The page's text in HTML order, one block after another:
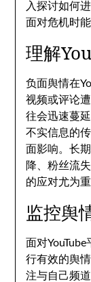
入探讨如何
面对危机时
理解
负面舆情在
视频或评论
往会迅速蔓
不实信息的
面影响。长
降、粉丝流
的应对尤为重
监控舆
面对
行有效的舆
注与自己频